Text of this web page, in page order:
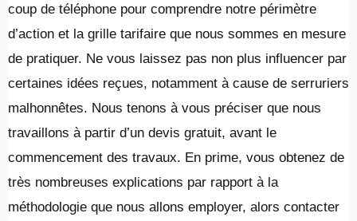
coup de téléphone pour comprendre notre périmètre
d’action et la grille tarifaire que nous sommes en mesure
de pratiquer. Ne vous laissez pas non plus influencer par
certaines idées reçues, notamment à cause de serruriers
malhonnêtes. Nous tenons à vous préciser que nous
travaillons à partir d’un devis gratuit, avant le
commencement des travaux. En prime, vous obtenez de
très nombreuses explications par rapport à la
méthodologie que nous allons employer, alors contacter